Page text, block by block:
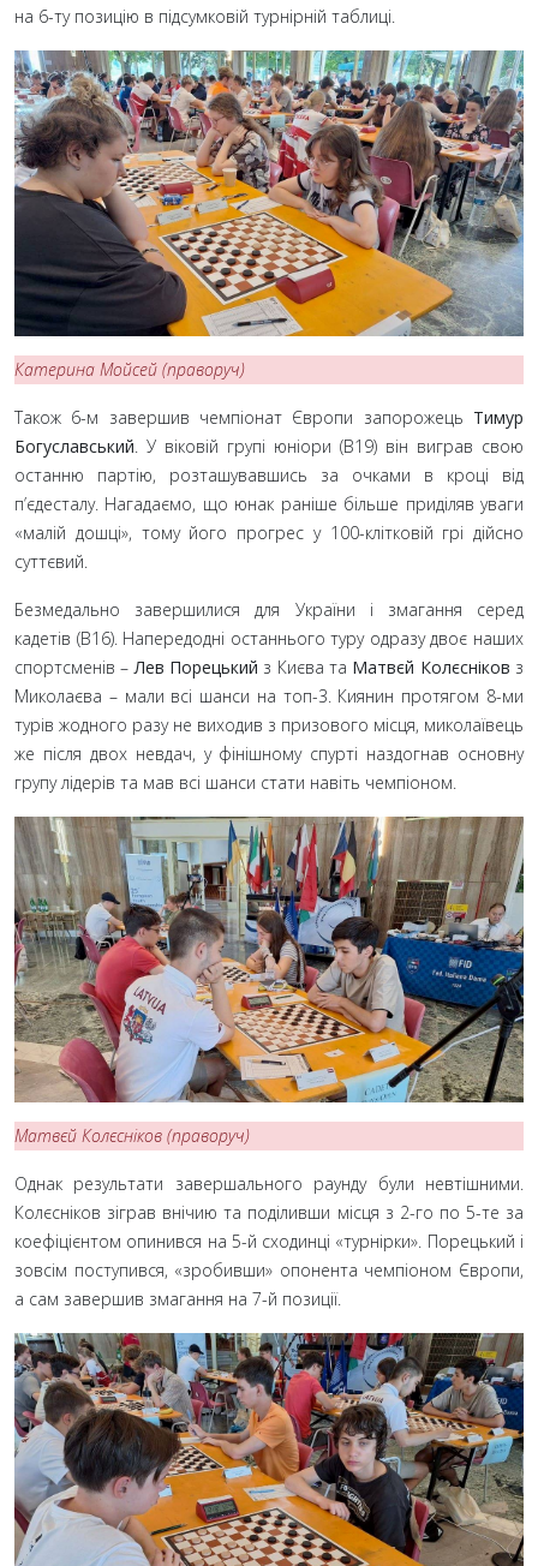
на 6-ту позицію в підсумковій турнірній таблиці.
Катерина Мойсей (праворуч)
Також 6-м завершив чемпіонат Європи запорожець Тимур
Богуславський. У віковій групі юніори (B19) він виграв свою
останню партію, розташувавшись за очками в кроці від
п’єдесталу. Нагадаємо, що юнак раніше більше приділяв уваги
«малій дошці», тому його прогрес у 100-клітковій грі дійсно
суттєвий.
Безмедально завершилися для України і змагання серед
кадетів (B16). Напередодні останнього туру одразу двоє наших
спортсменів –Лев Порецький з Києва та Матвєй Колєсніков з
Миколаєва – мали всі шанси на топ-3. Киянин протягом 8-ми
турів жодного разу не виходив з призового місця, миколаївець
же після двох невдач, у фінішному спурті наздогнав основну
групу лідерів та мав всі шанси стати навіть чемпіоном.
Матвєй Колєсніков (праворуч)
Однак результати завершального раунду були невтішними.
Колєсніков зіграв внічию та поділивши місця з 2-го по 5-те за
коефіцієнтом опинився на 5-й сходинці «турнірки». Порецький і
зовсім поступився, «зробивши» опонента чемпіоном Європи,
а сам завершив змагання на 7-й позиції.